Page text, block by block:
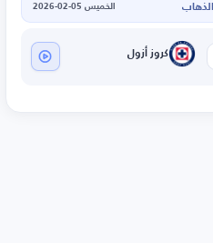
الخميس 05-02-2026
كروز أزول